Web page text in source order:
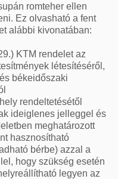
romteher ellen
Ez olvasható a fent
alábbi kivonatában:
KTM rendelet az
létesítéséről,
békeidőszaki
rendeltetésétől
ideiglenes jelleggel és
meghatározott
hasznosítható
bérbe) azzal a
hogy szükség esetén
legyen az